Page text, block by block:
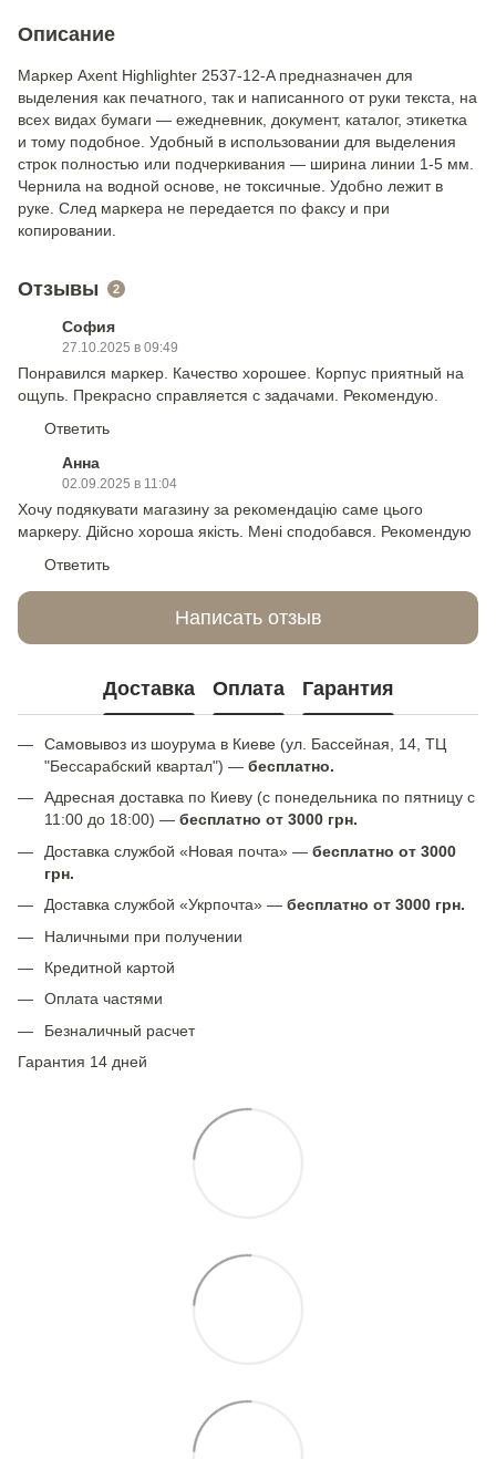
Описание
Маркер Axent Highlighter 2537-12-A предназначен для
выделения как печатного, так и написанного от руки текста, на
всех видах бумаги — ежедневник, документ, каталог, этикетка
и тому подобное. Удобный в использовании для выделения
строк полностью или подчеркивания — ширина линии 1-5 мм.
Чернила на водной основе, не токсичные. Удобно лежит в
руке. След маркера не передается по факсу и при
копировании.
Отзывы 2
София
27.10.2025 в 09:49
Понравился маркер. Качество хорошее. Корпус приятный на
ощупь. Прекрасно справляется с задачами. Рекомендую.
Ответить
Анна
02.09.2025 в 11:04
Хочу подякувати магазину за рекомендацію саме цього
маркеру. Дійсно хороша якість. Мені сподобався. Рекомендую
Ответить
Написать отзыв
Доставка Оплата Гарантия
Самовывоз из шоурума в Киеве (ул. Бассейная, 14, ТЦ
"Бессарабский квартал") — бесплатно.
Адресная доставка по Киеву (с понедельника по пятницу с
11:00 до 18:00) — бесплатно от 3000 грн.
Доставка службой «Новая почта» — бесплатно от 3000
грн.
Доставка службой «Укрпочта» — бесплатно от 3000 грн.
Наличными при получении
Кредитной картой
Оплата частями
Безналичный расчет
Гарантия 14 дней